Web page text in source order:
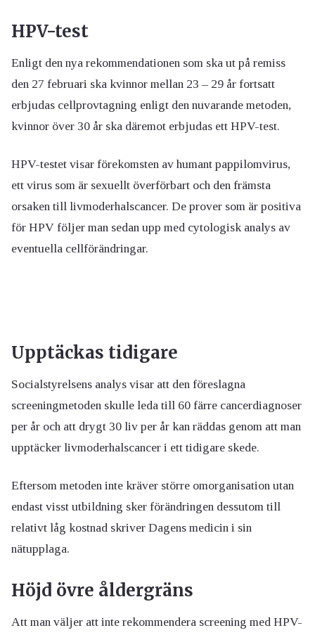
HPV-test
Enligt den nya rekommendationen som ska ut på remiss
den 27 februari ska kvinnor mellan 23 – 29 år fortsatt
erbjudas cellprovtagning enligt den nuvarande metoden,
kvinnor över 30 år ska däremot erbjudas ett HPV-test.
HPV-testet visar förekomsten av humant pappilomvirus,
ett virus som är sexuellt överförbart och den främsta
orsaken till livmoderhalscancer. De prover som är positiva
för HPV följer man sedan upp med cytologisk analys av
eventuella cellförändringar.
Upptäckas tidigare
Socialstyrelsens analys visar att den föreslagna
screeningmetoden skulle leda till 60 färre cancerdiagnoser
per år och att drygt 30 liv per år kan räddas genom att man
upptäcker livmoderhalscancer i ett tidigare skede.
Eftersom metoden inte kräver större omorganisation utan
endast visst utbildning sker förändringen dessutom till
relativt låg kostnad skriver Dagens medicin i sin
nätupplaga.
Höjd övre åldergräns
Att man väljer att inte rekommendera screening med HPV-